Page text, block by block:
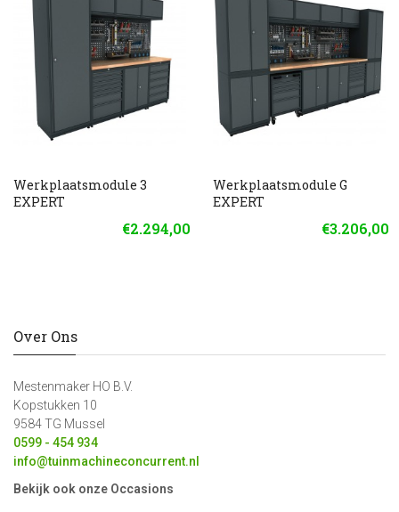
Werkplaatsmodule 3
EXPERT
€2.294,00
Werkplaatsmodule G
EXPERT
€3.206,00
Over Ons
Mestenmaker HO B.V.
Kopstukken 10
9584 TG Mussel
0599 - 454 934
info@tuinmachineconcurrent.nl
Bekijk ook onze Occasions